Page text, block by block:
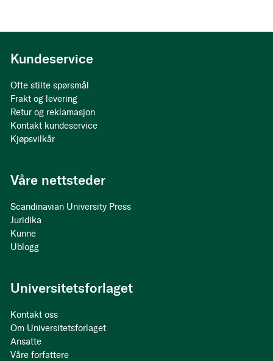
Kundeservice
Ofte stilte spørsmål
Frakt og levering
Retur og reklamasjon
Kontakt kundeservice
Kjøpsvilkår
Våre nettsteder
Scandinavian University Press
Juridika
Kunne
Ublogg
Universitetsforlaget
Kontakt oss
Om Universitetsforlaget
Ansatte
Våre forfattere